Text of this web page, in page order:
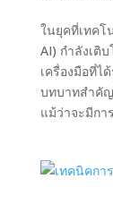
ในยุคที่เทค
AI) กำลังเติ
เครื่องมือที่ไ
บทบาทสำคั
แม้ว่าจะมีกา